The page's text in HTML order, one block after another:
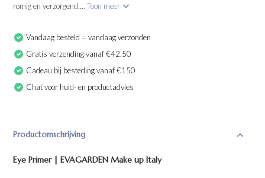
romig en verzorgend....Toon meer
Vandaag besteld = vandaag verzonden
Gratis verzending vanaf €42.50
Cadeau bij besteding vanaf €150
Chat voor huid- en productadvies
Productomschrijving
Eye Primer | EVAGARDEN Make up Italy